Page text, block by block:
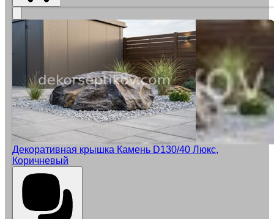
Декоративная крышка Камень D130/40 Люкс,
Коричневый